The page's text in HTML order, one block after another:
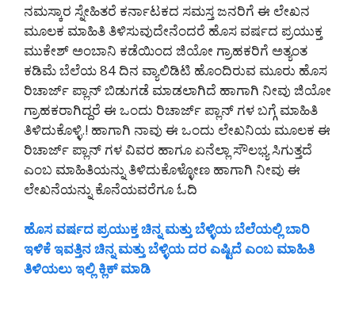
ನಮಸ್ಕಾರ ಸ್ನೇಹಿತರೆ ಕರ್ನಾಟಕದ ಸಮಸ್ತ ಜನರಿಗೆ ಈ ಲೇಖನ
ಮೂಲಕ ಮಾಹಿತಿ ತಿಳಿಸುವುದೇನೆಂದರೆ ಹೊಸ ವರ್ಷದ ಪ್ರಯುಕ್ತ
ಮುಕೇಶ್ ಅಂಬಾನಿ ಕಡೆಯಿಂದ ಜಿಯೋ ಗ್ರಾಹಕರಿಗೆ ಅತ್ಯಂತ
ಕಡಿಮೆ ಬೆಲೆಯ 84 ದಿನ ವ್ಯಾಲಿಡಿಟಿ ಹೊಂದಿರುವ ಮೂರು ಹೊಸ
ರಿಚಾರ್ಜ್ ಪ್ಲಾನ್ ಬಿಡುಗಡೆ ಮಾಡಲಾಗಿದೆ ಹಾಗಾಗಿ ನೀವು ಜಿಯೋ
ಗ್ರಾಹಕರಾಗಿದ್ದರೆ ಈ ಒಂದು ರಿಚಾರ್ಜ್ ಪ್ಲಾನ್ ಗಳ ಬಗ್ಗೆ ಮಾಹಿತಿ
ತಿಳಿದುಕೊಳ್ಳಿ.! ಹಾಗಾಗಿ ನಾವು ಈ ಒಂದು ಲೇಖನಿಯ ಮೂಲಕ ಈ
ರಿಚಾರ್ಜ್ ಪ್ಲಾನ್ ಗಳ ವಿವರ ಹಾಗೂ ಏನೆಲ್ಲಾ ಸೌಲಭ್ಯ ಸಿಗುತ್ತದೆ
ಎಂಬ ಮಾಹಿತಿಯನ್ನು ತಿಳಿದುಕೊಳ್ಳೋಣ ಹಾಗಾಗಿ ನೀವು ಈ
ಲೇಖನೆಯನ್ನು ಕೊನೆಯವರೆಗೂ ಓದಿ
ಹೊಸ ವರ್ಷದ ಪ್ರಯುಕ್ತ ಚಿನ್ನ ಮತ್ತು ಬೆಳ್ಳಿಯ ಬೆಲೆಯಲ್ಲಿ ಬಾರಿ
ಇಳಿಕೆ ಇವತ್ತಿನ ಚಿನ್ನ ಮತ್ತು ಬೆಳ್ಳಿಯ ದರ ಎಷ್ಟಿದೆ ಎಂಬ ಮಾಹಿತಿ
ತಿಳಿಯಲು ಇಲ್ಲಿ ಕ್ಲಿಕ್ ಮಾಡಿ